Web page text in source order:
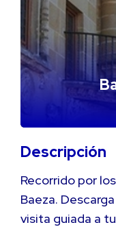
Descripción
Recorrido por
Baeza.
visita guiada a